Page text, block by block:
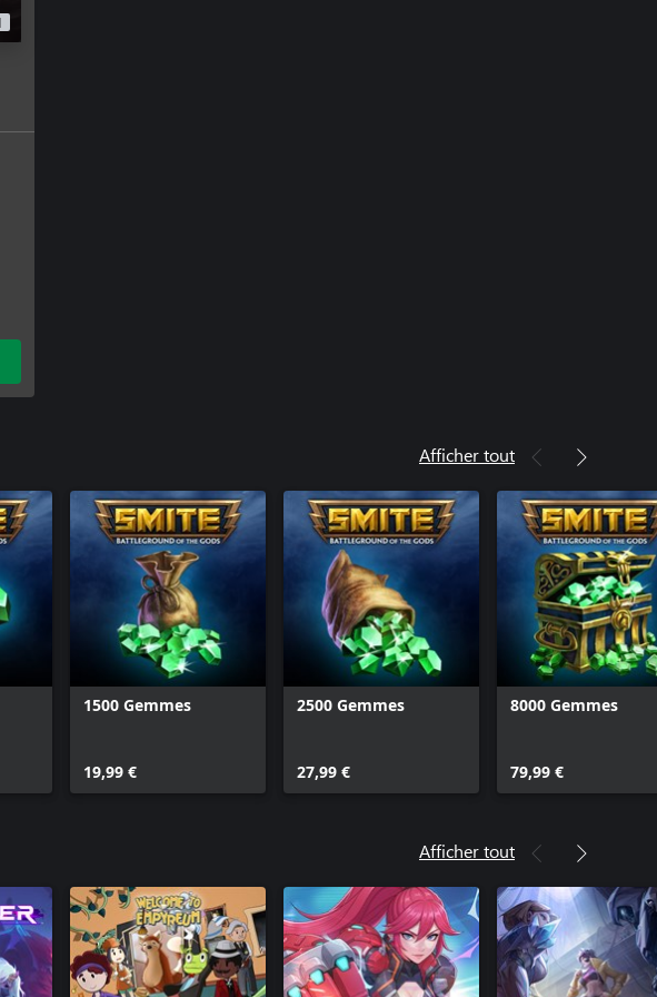
Afficher tout
1500 Gemmes
19,99 €
2500 Gemmes
27,99 €
8000 Gemmes
79,99 €
Afficher tout